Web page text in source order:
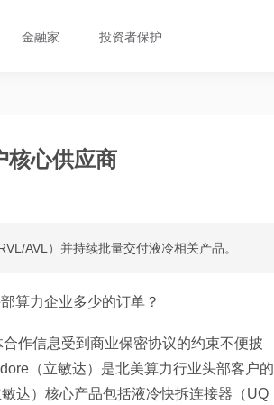
金融家 投资者保护
核心供应商
AVL）并持续批量交付液冷相关产品。
算力企业多少的订单？
作信息受到商业保密协议的约束不便披
（立敏达）是北美算力行业头部客户的
达）核心产品包括液冷快拆连接器（UQ